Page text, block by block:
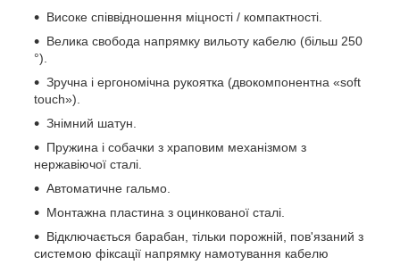
Високе співвідношення міцності / компактності.
Велика свобода напрямку вильоту кабелю (більш 250
°).
Зручна і ергономічна рукоятка (двокомпонентна «soft
touch»).
Знімний шатун.
Пружина і собачки з храповим механізмом з
нержавіючої сталі.
Автоматичне гальмо.
Монтажна пластина з оцинкованої сталі.
Відключається барабан, тільки порожній, пов'язаний з
системою фіксації напрямку намотування кабелю